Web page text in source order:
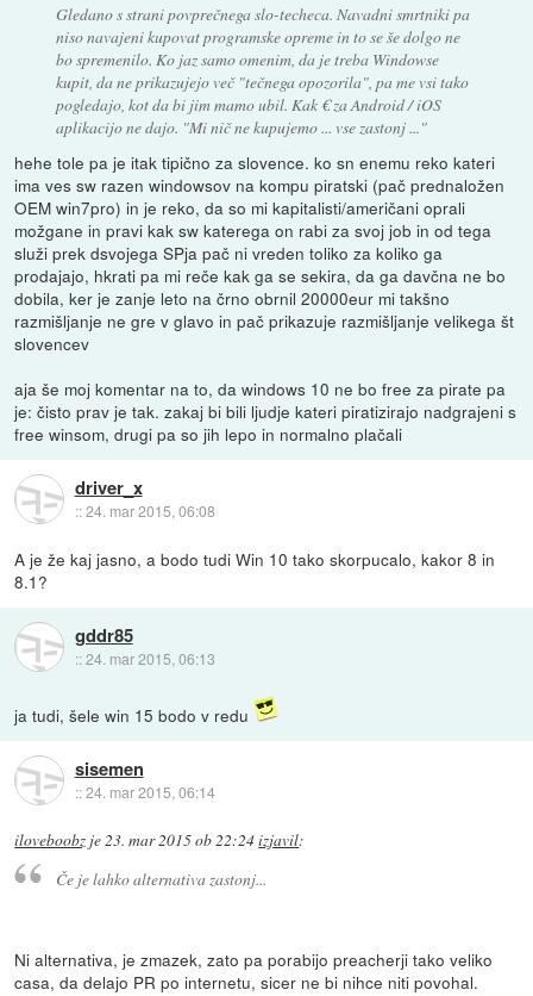
Gledano s strani povprečnega slo-techeca. Navadni smrtniki pa
niso navajeni kupovat programske opreme in to se še dolgo ne
bo spremenilo. Ko jaz samo omenim, da je treba Windowse
kupit, da ne prikazujejo več "tečnega opozorila", pa me vsi tako
pogledajo, kot da bi jim mamo ubil. Kak € za Android / iOS
aplikacijo ne dajo. "Mi nič ne kupujemo ... vse zastonj ..."
hehe tole pa je itak tipično za slovence. ko sn enemu reko kateri
ima ves sw razen windowsov na kompu piratski (pač prednaložen
OEM win7pro) in je reko, da so mi kapitalisti/američani oprali
možgane in pravi kak sw katerega on rabi za svoj job in od tega
služi prek dsvojega SPja pač ni vreden toliko za koliko ga
prodajajo, hkrati pa mi reče kak ga se sekira, da ga davčna ne bo
dobila, ker je zanje leto na črno obrnil 20000eur mi takšno
razmišljanje ne gre v glavo in pač prikazuje razmišljanje velikega št
slovencev
aja še moj komentar na to, da windows 10 ne bo free za pirate pa
je: čisto prav je tak. zakaj bi bili ljudje kateri piratizirajo nadgrajeni s
free winsom, drugi pa so jih lepo in normalno plačali
driver_x
::24. mar 2015, 06:08
A je že kaj jasno, a bodo tudi Win 10 tako skorpucalo, kakor 8 in
8.1?
gddr85
::24. mar 2015, 06:13
ja tudi, šele win 15 bodo v redu
sisemen
::24. mar 2015, 06:14
iloveboobz je23. mar 2015 ob 22:24izjavil:
Če je lahko alternativa zastonj...
Ni alternativa, je zmazek, zato pa porabijo preacherji tako veliko
casa, da delajo PR po internetu, sicer ne bi nihce niti povohal.